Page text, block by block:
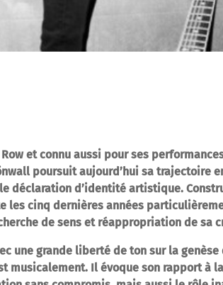
et connu aussi pour ses
poursuit aujourd’hui sa trajectoire
déclaration d’identité artistique.
les cinq dernières années
de sens et réappropriation de sa
une grande liberté de ton sur la genèse
musicalement. Il évoque son rapport à